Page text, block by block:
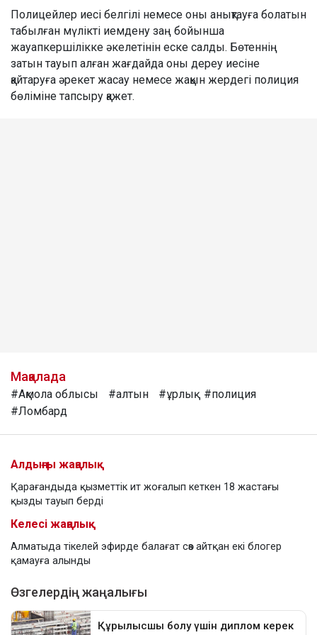
Полицейлер иесі белгілі немесе оны анықтауға болатын
табылған мүлікті иемдену заң бойынша
жауапкершілікке әкелетінін еске салды. Бөтеннің
затын тауып алған жағдайда оны дереу иесіне
қайтаруға әрекет жасау немесе жақын жердегі полиция
бөліміне тапсыру қажет.
Мақалада
#Ақмола облысы #алтын #ұрлық
#полиция
#Ломбард
Алдыңғы жаңалық
Қарағандыда қызметтік ит жоғалып кеткен 18 жастағы
қызды тауып берді
Келесі жаңалық
Алматыда тікелей эфирде балағат сөз айтқан екі блогер
қамауға алынды